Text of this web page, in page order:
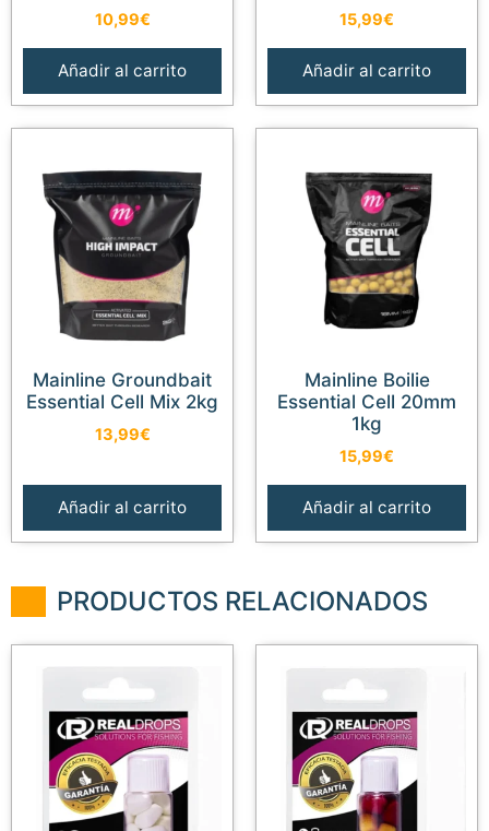
10,99€
Añadir al carrito
15,99€
Añadir al carrito
Mainline Groundbait
Essential Cell Mix 2kg
13,99€
Añadir al carrito
Mainline Boilie
Essential Cell 20mm
1kg
15,99€
Añadir al carrito
PRODUCTOS RELACIONADOS